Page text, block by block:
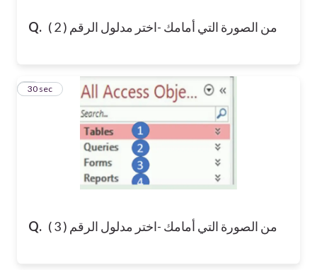
Q. من الصورة التي أمامك -اختر مدلول الرقم ( 2 )
Q. من الصورة التي أمامك -اختر مدلول الرقم ( 3 )
4
30 sec